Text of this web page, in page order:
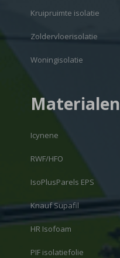
Kruipruimte isolatie
Zoldervloerisolatie
Woningisolatie
Materialen
Icynene
RWF/HFO
IsoPlusParels EPS
Knauf Supafil
HR Isofoam
PIF isolatiefolie